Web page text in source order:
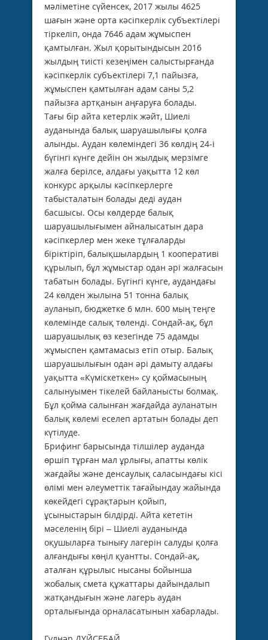
мәліметіне сүйенсек, 2017 жылы 4625
шағын және орта кәсіпкерлік субъектілері
тіркеліп, онда 7646 адам жұмыспен
қамтылған. Жыл қорытындысын 2016
жылдың тиісті кезеңімен салыстырғанда
кәсіпкерлік субъектілері 7,1 пайызға,
жұмыспен қамтылған адам саны 5,2
пайызға артқанын аңғаруға болады.
Тағы бір айта кетерлік жәйт, Шиелі
ауданында балық шаруашылығы қолға
алынды. Аудан көлеміндегі 36 көлдің 24-і
бүгінгі күнге дейін он жылдық мерзімге
жалға берілсе, алдағы уақытта 12 көл
конкурс арқылы кәсіпкерлерге
табысталатын болады деді аудан
басшысы. Осы көлдерде балық
шаруашылығымен айналысатын дара
кәсіпкерлер мен жеке тұлғаларды
біріктіріп, балықшылардың 1 кооперативі
құрылып, бұл жұмыстар одан әрі жалғасын
табатын болады. Бүгінгі күнге, аудандағы
24 көлден жылына 51 тонна балық
ауланып, бюджетке 6 млн. 600 мың теңге
көлемінде салық төленді. Сондай-ақ, бұл
шаруашылық өз кезегінде 75 адамды
жұмыспен қамтамасыз етіп отыр. Балық
шаруашылығын одан әрі дамыту алдағы
уақытта «Күміскеткен» су қоймасының
салынуы­мен тікелей байланысты болмақ.
Бұл қойма салынған жағдайда ауланатын
балық көлемі еселеп артатын болады деп
күтілуде.
Брифинг барысында тілшілер ауданда
өршіп тұрған мал ұрлығы, апатты көлік
жағдайы және денсаулық саласындағы кісі
өлімі мен әлеуметтік тағайындау жайында
көкейдегі сұрақтарын қойып,
ұсыныстарын білдірді. Айта кететін
мәселенің бірі – Шиелі ауданында
оқушыларға тынығу лагерін салуды қолға
алғандығы көңіл қуантты. Сондай-ақ,
аталған құрылыс нысаны бойынша
жобалық смета құжаттары дайындалып
жатқандығын және лагерь аудан
орталығында орналасатынын хабарлады.